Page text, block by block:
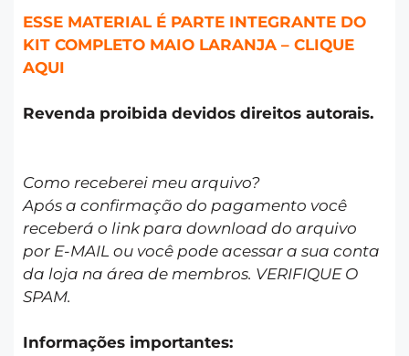
ESSE MATERIAL É PARTE INTEGRANTE DO
KIT COMPLETO MAIO LARANJA – CLIQUE
AQUI
Revenda proibida devidos direitos autorais.
Como receberei meu arquivo?
Após a confirmação do pagamento você
receberá o link para download do arquivo
por E-MAIL ou você pode acessar a sua conta
da loja na área de membros. VERIFIQUE O
SPAM.
Informações importantes: